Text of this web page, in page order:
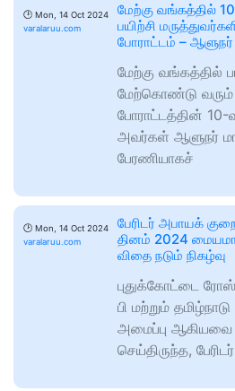
🕑 Mon, 14 Oct 2024
varalaruu.com
மேற்கு வங்கத்தில்
பயிற்சி
போராட்டம் –
மேற்கு வங்கத்தில்
மேற்கொண்டு
போராட்டத்தின்
அவர்கள் ஆளுநர்
பேரணியாகச்
🕑 Mon, 14 Oct 2024
varalaruu.com
பேரிடர் அபாயக்
தினம் 2024
விதை நடும் நிகழ்வு
புதுக்கோட்டை
பி மற்றும்
அமைப்பு
செய்திருந்த,